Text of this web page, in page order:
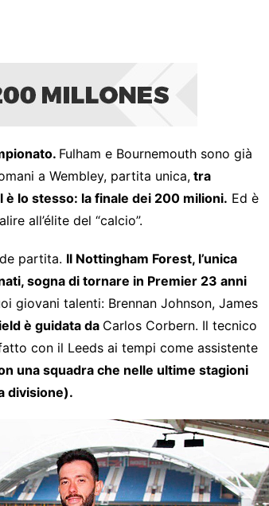
Fulham e Bournemouth sono già
a Wembley, partita unica,tra
è lo stesso: la finale dei 200 milioni. Ed è
all’élite del “calcio”.
partita. Il Nottingham Forest, l’unica
sogna di tornare in Premier 23 anni
giovani talenti: Brennan Johnson, James
è guidata da Carlos Corbern. Il tecnico
con il Leeds ai tempi come assistente
una squadra che nelle ultime stagioni
divisione).